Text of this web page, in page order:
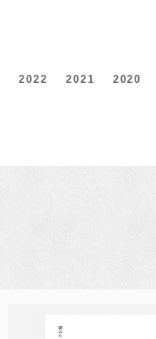
2022 2021 2020